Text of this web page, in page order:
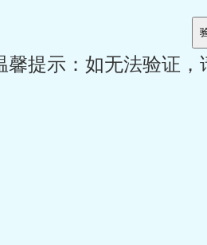
馨提示：如无法验证，